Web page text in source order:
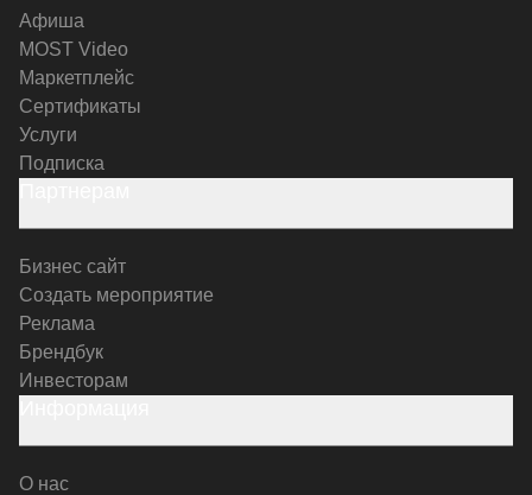
Афиша
MOST Video
Маркетплейс
Сертификаты
Услуги
Подписка
Бизнес сайт
Создать мероприятие
Реклама
Брендбук
Инвесторам
О нас